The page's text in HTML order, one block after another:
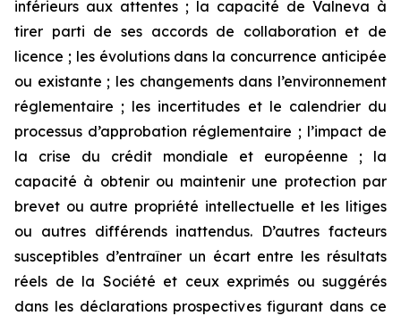
inférieurs aux attentes ; la capacité de Valneva à
tirer parti de ses accords de collaboration et de
licence ; les évolutions dans la concurrence anticipée
ou existante ; les changements dans l’environnement
réglementaire ; les incertitudes et le calendrier du
processus d’approbation réglementaire ; l’impact de
la crise du crédit mondiale et européenne ; la
capacité à obtenir ou maintenir une protection par
brevet ou autre propriété intellectuelle et les litiges
ou autres différends inattendus. D’autres facteurs
susceptibles d’entraîner un écart entre les résultats
réels de la Société et ceux exprimés ou suggérés
dans les déclarations prospectives figurant dans ce